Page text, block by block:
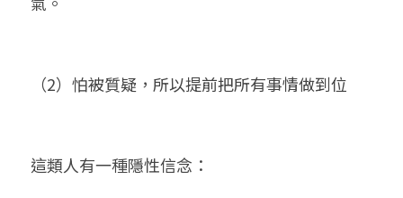
（2）怕被質疑，所以提前把所有事情做到位
這類人有一種隱性信念：